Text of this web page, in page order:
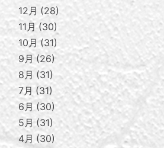
12月
28
11月 30
10月
31
9月
26
8月
31
7月
31
6月
30
5月
31
4月
30